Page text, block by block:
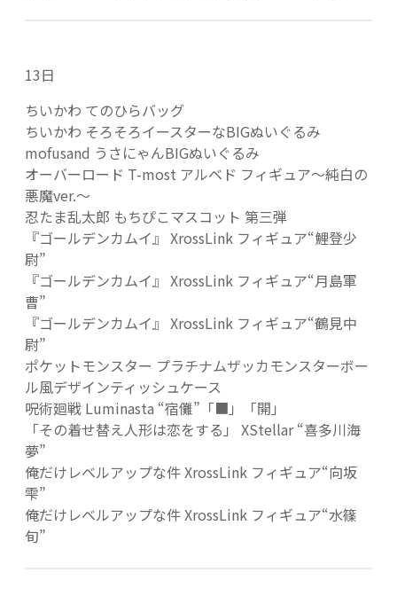
13日
ちいかわ てのひらバッグ
ちいかわ そろそろイースターなBIGぬいぐるみ
mofusand うさにゃんBIGぬいぐるみ
オーバーロード T-most アルベド フィギュア～純白の
悪魔ver.～
忍たま乱太郎 もちぴこマスコット 第三弾
『ゴールデンカムイ』 XrossLink フィギュア“鯉登少
尉”
『ゴールデンカムイ』 XrossLink フィギュア“月島軍
曹”
『ゴールデンカムイ』 XrossLink フィギュア“鶴見中
尉”
ポケットモンスター プラチナムザッカモンスターボー
ル風デザインティッシュケース
呪術廻戦 Luminasta “宿儺”「■」「開」
「その着せ替え人形は恋をする」 XStellar “喜多川海
夢”
俺だけレベルアップな件 XrossLink フィギュア“向坂
雫”
俺だけレベルアップな件 XrossLink フィギュア“水篠
旬”